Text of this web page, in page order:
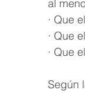
al
· Que
· Que
· Que
Según